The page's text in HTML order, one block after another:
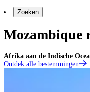
Zoeken
Mozambique
Afrika aan de Indische
Ontdek alle bestemmingen